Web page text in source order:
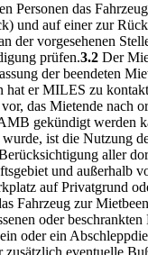
Personen das
und auf einer zur
der vorgesehenen
prüfen.3.2 Der
der beendeten
hat er MILES zu
das Mietende nach
gekündigt werden
ist die Nutzung
aller
und außerhalb
auf Privatgrund
Fahrzeug zur
oder beschrankten
oder ein